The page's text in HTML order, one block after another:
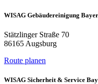
WISAG Gebäudereinigung
Stätzlinger Straße 70
86165 Augsburg
Route planen
WISAG Sicherheit & Service